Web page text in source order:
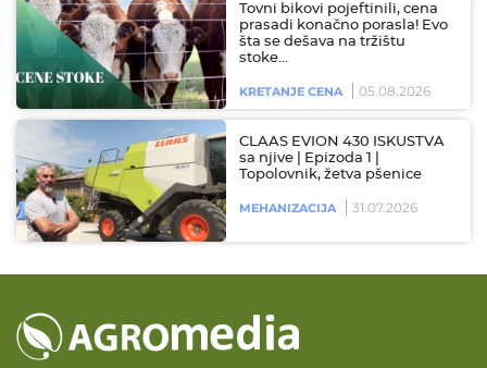
Tovni bikovi pojeftinili, cena
prasadi konačno porasla! Evo
šta se dešava na tržištu
stoke…
KRETANJE CENA 05.08.2026
CLAAS EVION 430 ISKUSTVA
sa njive | Epizoda 1 |
Topolovnik, žetva pšenice
MEHANIZACIJA 31.07.2026